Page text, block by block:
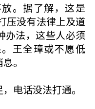
。据了解，这是
压没有法律上及道
办法，这些人必须
王全璋或不愿低
。
电话没法打通。